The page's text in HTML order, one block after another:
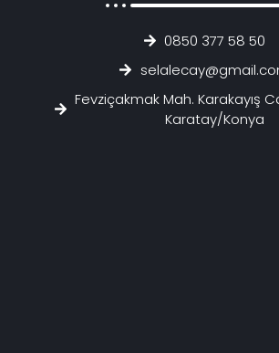
0850 377 58 50
Fevziçakmak Mah. Karakayış
Karatay/Konya